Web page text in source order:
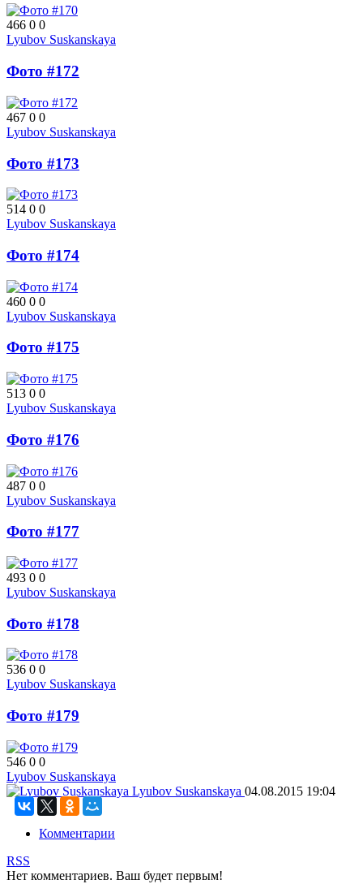
466 0 0
Lyubov Suskanskaya
Фото #172
467 0 0
Lyubov Suskanskaya
Фото #173
514 0 0
Lyubov Suskanskaya
Фото #174
460 0 0
Lyubov Suskanskaya
Фото #175
513 0 0
Lyubov Suskanskaya
Фото #176
487 0 0
Lyubov Suskanskaya
Фото #177
493 0 0
Lyubov Suskanskaya
Фото #178
536 0 0
Lyubov Suskanskaya
Фото #179
546 0 0
Lyubov Suskanskaya
Lyubov Suskanskaya 04.08.2015 19:04
Комментарии
RSS
Нет комментариев. Ваш будет первым!